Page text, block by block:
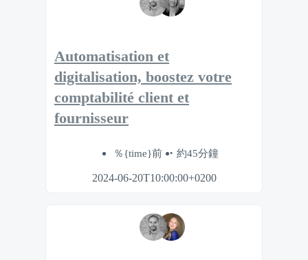
Automatisation et
digitalisation, boostez votre
comptabilité client et
fournisseur
％{time}前 約45分鐘
2024-06-20T10:00:00+0200